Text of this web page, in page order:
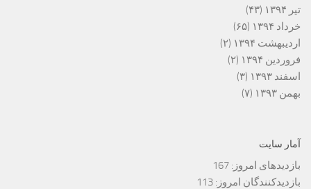
تیر ۱۳۹۴
(۴۳)
خرداد ۱۳۹۴
(۶۵)
اردیبهشت ۱۳۹۴
(۲)
فروردین ۱۳۹۴
(۲)
اسفند ۱۳۹۳
(۳)
بهمن ۱۳۹۳
(۷)
آمار سایت
بازدیدهای امروز: 167
بازدیدکنندگان امروز: 113